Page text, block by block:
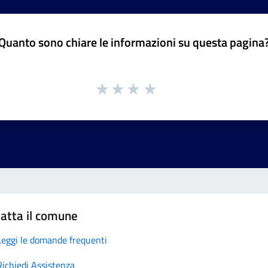
sono chiare le informazioni su questa
il comune
le domande frequenti
Assistenza